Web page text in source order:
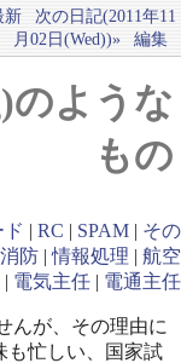
新
次の日記(2011年11
月02日(Wed))»
編集
のような
もの
ド | RC | SPAM | その
防 |情報処理 | 航空
| 電気主任 | 電通主任
んが、その理由に
も忙しい、国家試